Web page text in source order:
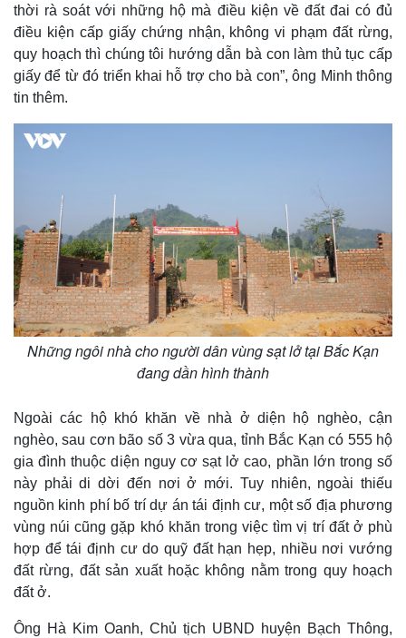
Infographic
thời rà soát với những hộ mà điều kiện về đất đai có đủ
điều kiện cấp giấy chứng nhận, không vi phạm đất rừng,
quy hoạch thì chúng tôi hướng dẫn bà con làm thủ tục cấp
giấy để từ đó triển khai hỗ trợ cho bà con”, ông Minh thông
tin thêm.
Những ngôi nhà cho người dân vùng sạt lở tại Bắc Kạn
đang dần hình thành
Ngoài các hộ khó khăn về nhà ở diện hộ nghèo, cận
nghèo, sau cơn bão số 3 vừa qua, tỉnh Bắc Kạn có 555 hộ
gia đình thuộc diện nguy cơ sạt lở cao, phần lớn trong số
này phải di dời đến nơi ở mới. Tuy nhiên, ngoài thiếu
nguồn kinh phí bố trí dự án tái định cư, một số địa phương
vùng núi cũng gặp khó khăn trong việc tìm vị trí đất ở phù
hợp để tái định cư do quỹ đất hạn hẹp, nhiều nơi vướng
đất rừng, đất sản xuất hoặc không nằm trong quy hoạch
đất ở.
Ông Hà Kim Oanh, Chủ tịch UBND huyện Bạch Thông,